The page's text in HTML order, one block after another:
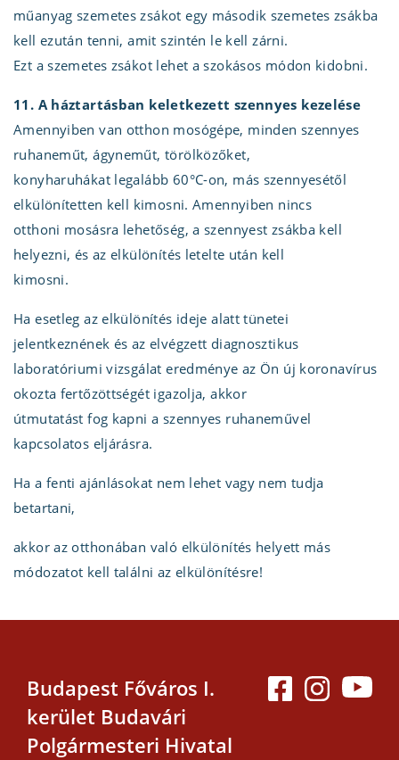
műanyag szemetes zsákot egy második szemetes zsákba
kell ezután tenni, amit szintén le kell zárni.
Ezt a szemetes zsákot lehet a szokásos módon kidobni.
11. A háztartásban keletkezett szennyes kezelése
Amennyiben van otthon mosógépe, minden szennyes
ruhaneműt, ágyneműt, törölközőket,
konyharuhákat legalább 60°C-on, más szennyesétől
elkülönítetten kell kimosni. Amennyiben nincs
otthoni mosásra lehetőség, a szennyest zsákba kell
helyezni, és az elkülönítés letelte után kell
kimosni.
Ha esetleg az elkülönítés ideje alatt tünetei
jelentkeznének és az elvégzett diagnosztikus
laboratóriumi vizsgálat eredménye az Ön új koronavírus
okozta fertőzöttségét igazolja, akkor
útmutatást fog kapni a szennyes ruhaneművel
kapcsolatos eljárásra.
Ha a fenti ajánlásokat nem lehet vagy nem tudja
betartani,
akkor az otthonában való elkülönítés helyett más
módozatot kell találni az elkülönítésre!
Budapest Főváros I.
kerület Budavári
Polgármesteri Hivatal